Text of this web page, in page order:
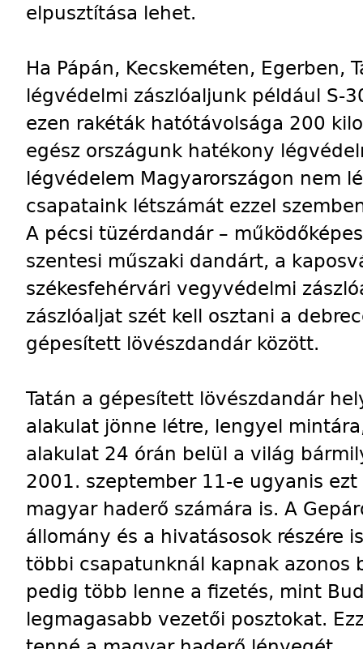
elpusztítása lehet.
Ha Pápán, Kecskeméten, Egerben,
légvédelmi zászlóaljunk például S-
ezen rakéták hatótávolsága 200
egész országunk hatékony
légvédelem Magyarországon nem
csapataink létszámát ezzel
A pécsi tüzérdandár –
szentesi műszaki dandárt, a
székesfehérvári vegyvédelmi
zászlóaljat szét kell osztani a
gépesített lövészdandár között.
Tatán a gépesített lövészdandár
alakulat jönne létre, lengyel
alakulat 24 órán belül a világ
2001. szeptember 11-e ugyanis
magyar haderő számára is. A
állomány és a hivatásosok részére
többi csapatunknál kapnak azonos
pedig több lenne a fizetés, mint
legmagasabb vezetői posztokat.